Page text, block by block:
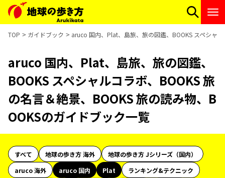
TOP ガイドブック aruco 国内、Plat、島旅、旅の図鑑、BOOKS スペシャ
aruco 国内、Plat、島旅、旅の図鑑、
BOOKS スペシャルコラボ、BOOKS 旅
の名言＆絶景、BOOKS 旅の読み物、B
OOKSのガイドブック一覧
すべて 地球の歩き方 海外
地球の歩き方 Jシリーズ（国内）
aruco 海外
aruco 国内 Plat
ランキング&テクニック